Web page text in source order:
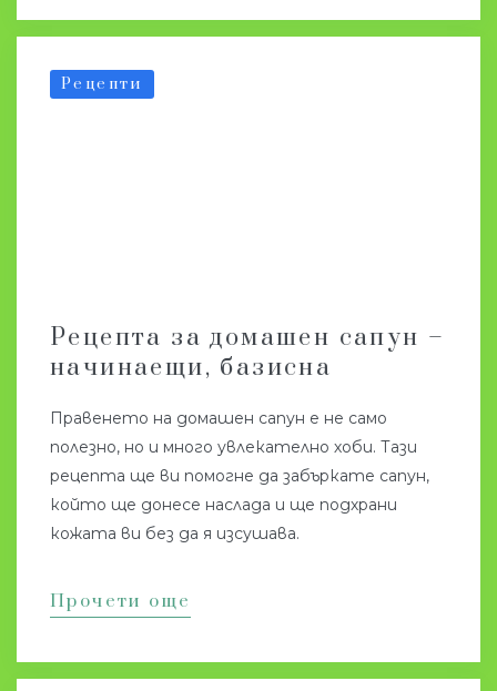
Рецепти
Рецепта за домашен сапун –
начинаещи, базисна
Правенето на домашен сапун е не само
полезно, но и много увлекателно хоби. Тази
рецепта ще ви помогне да забъркате сапун,
който ще донесе наслада и ще подхрани
кожата ви без да я изсушава.
Прочети още